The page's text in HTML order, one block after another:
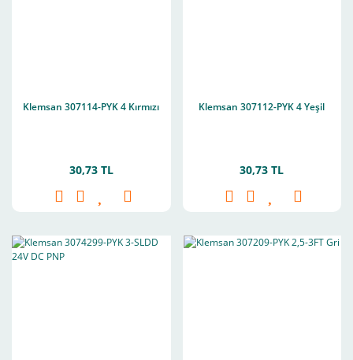
Klemsan 307114-PYK 4 Kırmızı
30,73 TL
Klemsan 307112-PYK 4 Yeşil
30,73 TL